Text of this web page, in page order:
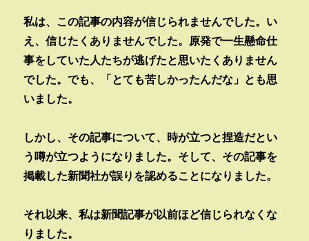
私は、この記事の内容が信じられませんでした。い
え、信じたくありませんでした。原発で一生懸命仕
事をしていた人たちが逃げたと思いたくありません
でした。でも、「とても苦しかったんだな」とも思
いました。
しかし、その記事について、時が立つと捏造だとい
う噂が立つようになりました。そして、その記事を
掲載した新聞社が誤りを認めることになりました。
それ以来、私は新聞記事が以前ほど信じられなくな
りました。